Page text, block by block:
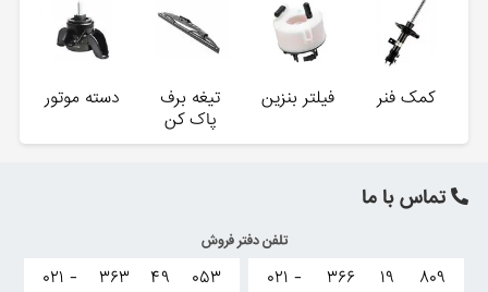
کمک فنر فیلتر بنزین
تیغه برف
پاک کن
دسته موتور
تماس با ما
تلفن دفتر فروش
۰۲۱ - ۳۶۶ ۱۹
۸۰۹
۰۲۱ - ۳۶۳ ۴۹
۰۵۳